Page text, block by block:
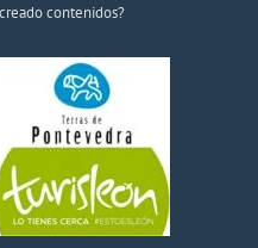
contenidos?